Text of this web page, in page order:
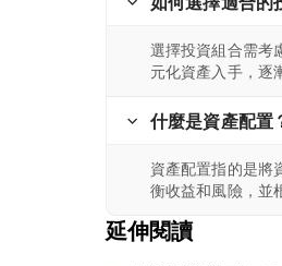
選擇投資組合需考
元化資產入手，逐
什麼是資產配置
資產配置指的是將
衡收益和風險，並
延伸閱讀